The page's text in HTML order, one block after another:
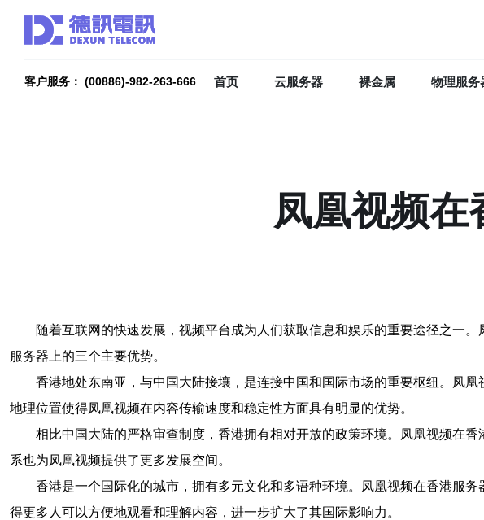
客户服务： (00886)-982-263-666 首页 云服务器 裸金属 物理服务
凤凰视频在
随着互联网的快速发展，视频平台成为人们获取信息和娱乐的重要途径之一
服务器上的三个主要优势。
香港地处东南亚，与中国大陆接壤，是连接中国和国际市场的重要枢纽。凤
地理位置使得凤凰视频在内容传输速度和稳定性方面具有明显的优势。
相比中国大陆的严格审查制度，香港拥有相对开放的政策环境。凤凰视频在
系也为凤凰视频提供了更多发展空间。
香港是一个国际化的城市，拥有多元文化和多语种环境。凤凰视频在香港服
得更多人可以方便地观看和理解内容，进一步扩大了其国际影响力。